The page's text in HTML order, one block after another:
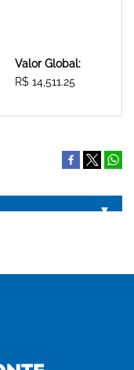
Valor Global:
R$ 14,511.25